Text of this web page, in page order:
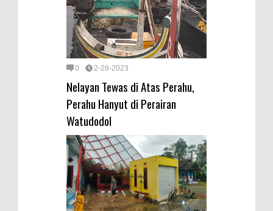
0 2-26-2023
Nelayan Tewas di Atas Perahu,
Perahu Hanyut di Perairan
Watudodol